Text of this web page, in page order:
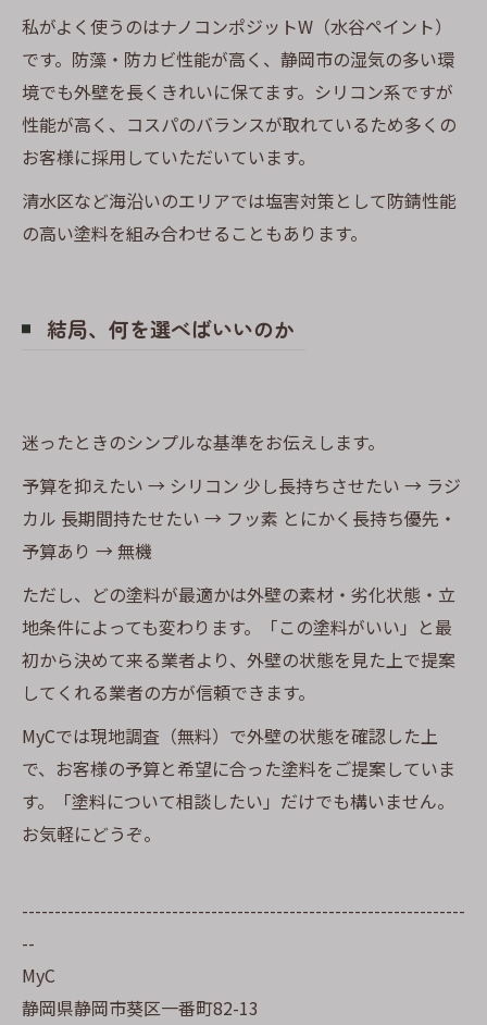
私がよく使うのはナノコンポジットW（水谷ペイント）
です。防藻・防カビ性能が高く、静岡市の湿気の多い環
境でも外壁を長くきれいに保てます。シリコン系ですが
性能が高く、コスパのバランスが取れているため多くの
お客様に採用していただいています。
清水区など海沿いのエリアでは塩害対策として防錆性能
の高い塗料を組み合わせることもあります。
結局、何を選べばいいのか
迷ったときのシンプルな基準をお伝えします。
予算を抑えたい → シリコン 少し長持ちさせたい → ラジ
カル 長期間持たせたい → フッ素 とにかく長持ち優先・
予算あり → 無機
ただし、どの塗料が最適かは外壁の素材・劣化状態・立
地条件によっても変わります。「この塗料がいい」と最
初から決めて来る業者より、外壁の状態を見た上で提案
してくれる業者の方が信頼できます。
MyCでは現地調査（無料）で外壁の状態を確認した上
で、お客様の予算と希望に合った塗料をご提案していま
す。「塗料について相談したい」だけでも構いません。
お気軽にどうぞ。
--------------------------------------------------------------------
--
MyC
静岡県静岡市葵区一番町82-13